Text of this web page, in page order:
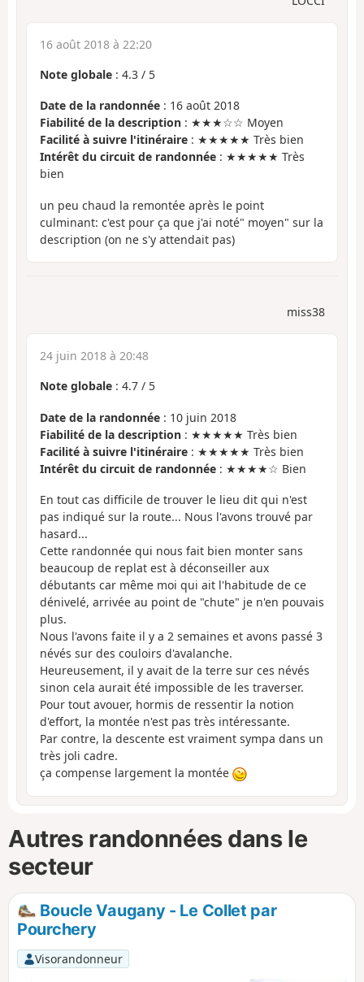
16 août 2018 à 22:20
Note globale : 4.3 / 5
Date de la randonnée : 16 août 2018
Fiabilité de la description : ★★★☆☆ Moyen
Facilité à suivre l'itinéraire : ★★★★★ Très bien
Intérêt du circuit de randonnée : ★★★★★ Très
bien
un peu chaud la remontée après le point
culminant: c'est pour ça que j'ai noté" moyen" sur la
description (on ne s'y attendait pas)
miss38
24 juin 2018 à 20:48
Note globale : 4.7 / 5
Date de la randonnée : 10 juin 2018
Fiabilité de la description : ★★★★★ Très bien
Facilité à suivre l'itinéraire : ★★★★★ Très bien
Intérêt du circuit de randonnée : ★★★★☆ Bien
En tout cas difficile de trouver le lieu dit qui n'est
pas indiqué sur la route... Nous l'avons trouvé par
hasard...
Cette randonnée qui nous fait bien monter sans
beaucoup de replat est à déconseiller aux
débutants car même moi qui ait l'habitude de ce
dénivelé, arrivée au point de "chute" je n'en pouvais
plus.
Nous l'avons faite il y a 2 semaines et avons passé 3
névés sur des couloirs d'avalanche.
Heureusement, il y avait de la terre sur ces névés
sinon cela aurait été impossible de les traverser.
Pour tout avouer, hormis de ressentir la notion
d'effort, la montée n'est pas très intéressante.
Par contre, la descente est vraiment sympa dans un
très joli cadre.
ça compense largement la montée
Autres randonnées dans le
secteur
Boucle Vaugany - Le Collet par
Pourchery
Visorandonneur